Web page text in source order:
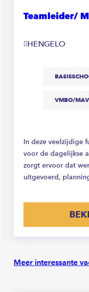
Teamleider/
HENGELO
VMBO/
In deze veelzijdige
voor de dagelijkse
zorgt ervoor dat
uitgevoerd,
Meer interessante